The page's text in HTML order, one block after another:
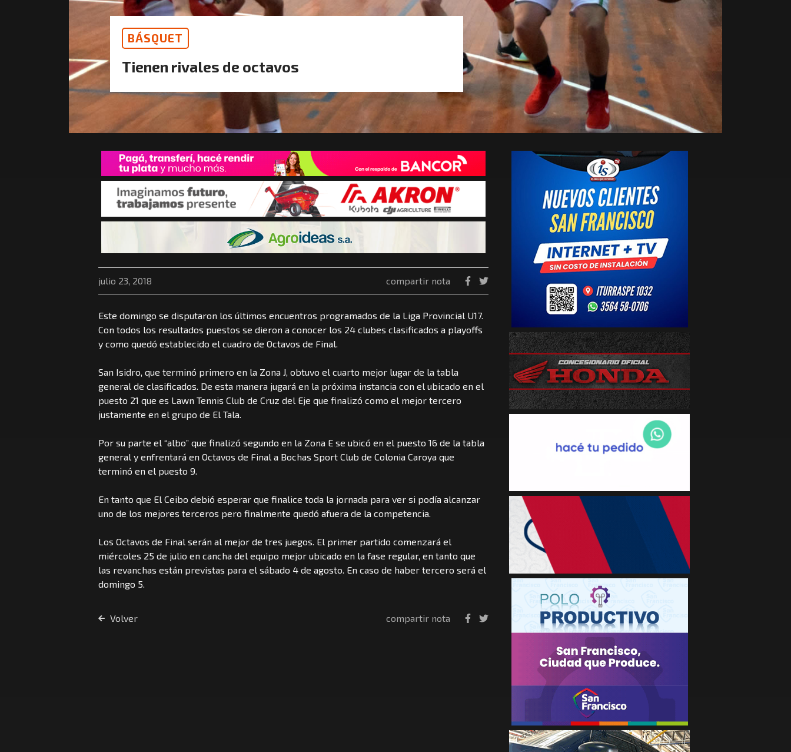
BÁSQUET
Tienen rivales de octavos
julio 23, 2018 compartir nota
Este domingo se disputaron los últimos encuentros programados de la Liga Provincial U17.
Con todos los resultados puestos se dieron a conocer los 24 clubes clasificados a playoffs
y como quedó establecido el cuadro de Octavos de Final.
San Isidro, que terminó primero en la Zona J, obtuvo el cuarto mejor lugar de la tabla
general de clasificados. De esta manera jugará en la próxima instancia con el ubicado en el
puesto 21 que es Lawn Tennis Club de Cruz del Eje que finalizó como el mejor tercero
justamente en el grupo de El Tala.
Por su parte el “albo” que finalizó segundo en la Zona E se ubicó en el puesto 16 de la tabla
general y enfrentará en Octavos de Final a Bochas Sport Club de Colonia Caroya que
terminó en el puesto 9.
En tanto que El Ceibo debió esperar que finalice toda la jornada para ver si podía alcanzar
uno de los mejores terceros pero finalmente quedó afuera de la competencia.
Los Octavos de Final serán al mejor de tres juegos. El primer partido comenzará el
miércoles 25 de julio en cancha del equipo mejor ubicado en la fase regular, en tanto que
las revanchas están previstas para el sábado 4 de agosto. En caso de haber tercero será el
domingo 5.
Volver compartir nota